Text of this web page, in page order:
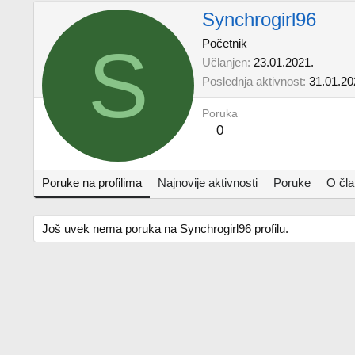
S
Synchrogirl96
Početnik
Učlanjen 23.01.2021.
Poslednja aktivnost
Poruka
0
Poruke na profilima Najnovije aktivnosti Poruke O
Još uvek nema poruka na Synchrogirl96 profilu.